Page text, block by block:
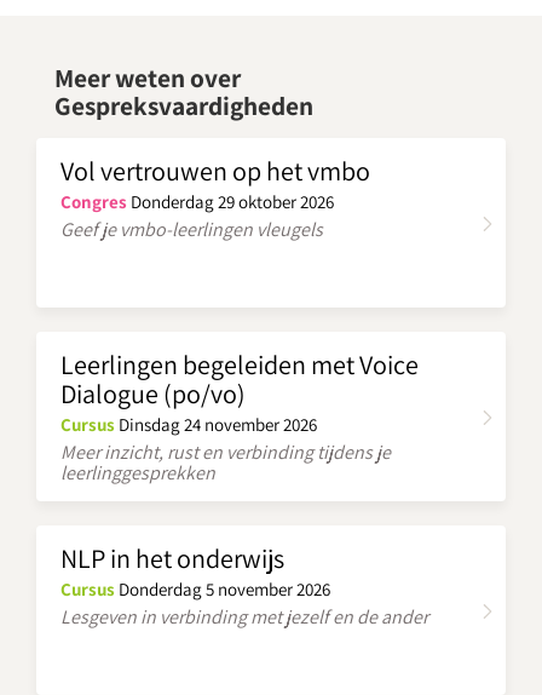
Meer weten over
Gespreksvaardigheden
Vol vertrouwen op het vmbo
Congres Donderdag 29 oktober 2026
Geef je vmbo-leerlingen vleugels
Leerlingen begeleiden met Voice
Dialogue (po/vo)
Cursus Dinsdag 24 november 2026
Meer inzicht, rust en verbinding tijdens je
leerlinggesprekken
NLP in het onderwijs
Cursus Donderdag 5 november 2026
Lesgeven in verbinding met jezelf en de ander